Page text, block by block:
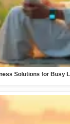
Solutions for Busy